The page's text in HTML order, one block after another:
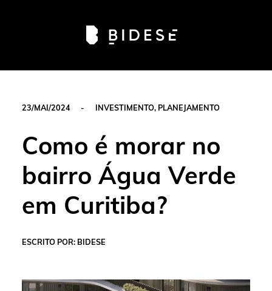
#movimentobidese
23/MAI/2024 - INVESTIMENTO, PLANEJAMENTO
Como é morar no
bairro Água Verde
em Curitiba?
ESCRITO POR: BIDESE